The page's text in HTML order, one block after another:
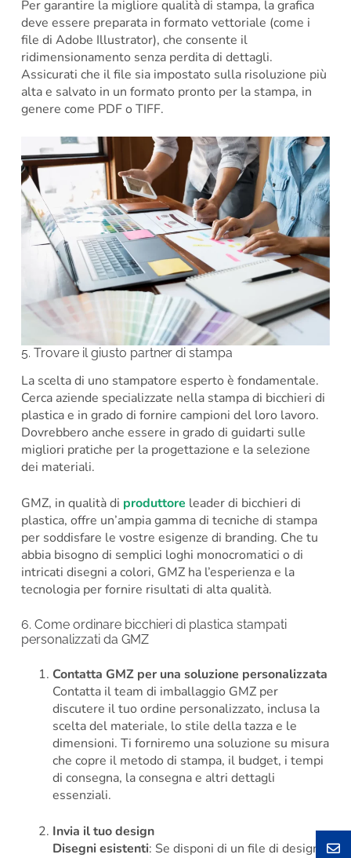
Per garantire la migliore qualità di stampa, la grafica
deve essere preparata in formato vettoriale (come i
file di Adobe Illustrator), che consente il
ridimensionamento senza perdita di dettagli.
Assicurati che il file sia impostato sulla risoluzione più
alta e salvato in un formato pronto per la stampa, in
genere come PDF o TIFF.
5. Trovare il giusto partner di stampa
La scelta di uno stampatore esperto è fondamentale.
Cerca aziende specializzate nella stampa di bicchieri di
plastica e in grado di fornire campioni del loro lavoro.
Dovrebbero anche essere in grado di guidarti sulle
migliori pratiche per la progettazione e la selezione
dei materiali.
GMZ, in qualità di produttore leader di bicchieri di
plastica, offre un’ampia gamma di tecniche di stampa
per soddisfare le vostre esigenze di branding. Che tu
abbia bisogno di semplici loghi monocromatici o di
intricati disegni a colori, GMZ ha l’esperienza e la
tecnologia per fornire risultati di alta qualità.
6. Come ordinare bicchieri di plastica stampati
personalizzati da GMZ
Contatta GMZ per una soluzione personalizzata
Contatta il team di imballaggio GMZ per
discutere il tuo ordine personalizzato, inclusa la
scelta del materiale, lo stile della tazza e le
dimensioni. Ti forniremo una soluzione su misura
che copre il metodo di stampa, il budget, i tempi
di consegna, la consegna e altri dettagli
essenziali.
Invia il tuo design
Disegni esistenti: Se disponi di un file di design